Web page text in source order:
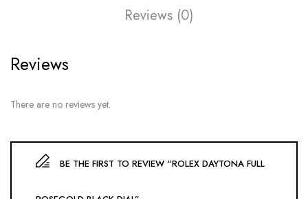
Reviews (0)
Reviews
There are no reviews yet.
BE THE FIRST TO REVIEW “ROLEX DAYTONA FULL